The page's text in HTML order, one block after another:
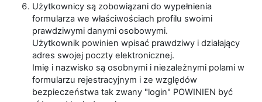
Użytkownicy są zobowiązani do wypełnienia
formularza we właściwościach profilu swoimi
prawdziwymi danymi osobowymi.
Użytkownik powinien wpisać prawdziwy i działający
adres swojej poczty elektronicznej.
Imię i nazwisko są osobnymi i niezależnymi polami w
formularzu rejestracyjnym i ze względów
bezpieczeństwa tak zwany "login" POWINIEN być